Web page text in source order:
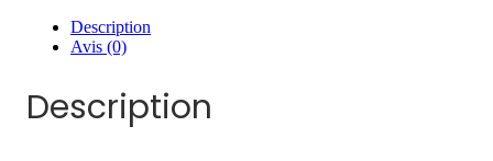
Description
Avis (0)
Description